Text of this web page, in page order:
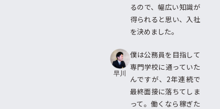
るので、幅広い知識が
得られると思い、入社
を決めました。
早川
僕は公務員を目指して
専門学校に通っていた
んですが、2年連続で
最終面接に落ちてしま
って。働くなら稼ぎた